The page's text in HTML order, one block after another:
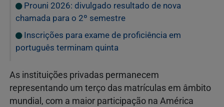
Prouni 2026: divulgado resultado de nova
chamada para o 2º semestre
Inscrições para exame de proficiência em
português terminam quinta
As instituições privadas permanecem
representando um terço das matrículas em âmbito
mundial, com a maior participação na América